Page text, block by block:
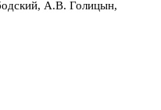
А.В. Голицын,